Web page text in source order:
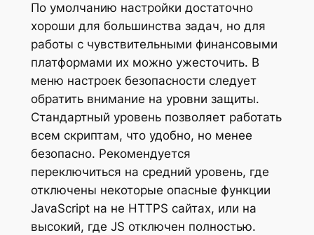
По умолчанию настройки достаточно
хороши для большинства задач, но для
работы с чувствительными финансовыми
платформами их можно ужесточить. В
меню настроек безопасности следует
обратить внимание на уровни защиты.
Стандартный уровень позволяет работать
всем скриптам, что удобно, но менее
безопасно. Рекомендуется
переключиться на средний уровень, где
отключены некоторые опасные функции
JavaScript на не HTTPS сайтах, или на
высокий, где JS отключен полностью.